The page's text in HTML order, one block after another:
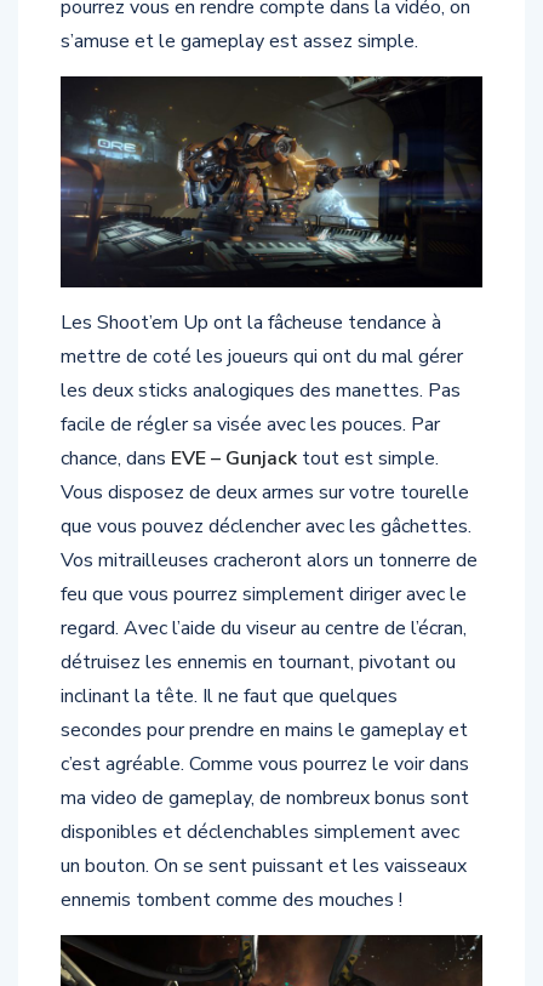
s’amuse et le gameplay est assez simple.
mettre de coté les joueurs qui ont du mal gérer
les deux sticks analogiques des manettes. Pas
facile de régler sa visée avec les pouces. Par
chance, dansEVE – Gunjacktout est simple.
Vous disposez de deux armes sur votre tourelle
que vous pouvez déclencher avec les gâchettes.
Vos mitrailleuses cracheront alors un tonnerre de
feu que vous pourrez simplement diriger avec le
regard. Avec l’aide du viseur au centre de l’écran,
détruisez les ennemis en tournant, pivotant ou
inclinant la tête. Il ne faut que quelques
secondes pour prendre en mains le gameplay et
c’est agréable. Comme vous pourrez le voir dans
ma video de gameplay, de nombreux bonus sont
disponibles et déclenchables simplement avec
un bouton. On se sent puissant et les vaisseaux
ennemis tombent comme des mouches !